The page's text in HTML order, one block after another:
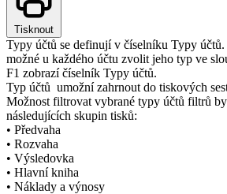
Tisknout
Typy účtů se definují v číselníku Typy
možné u každého účtu zvolit jeho typ ve
F1 zobrazí číselník Typy účtů.
Typ účtů umožní zahrnout do tiskových
Možnost filtrovat vybrané typy účtů filtrů
následujících skupin tisků:
• Předvaha
• Rozvaha
• Výsledovka
• Hlavní kniha
• Náklady a výnosy